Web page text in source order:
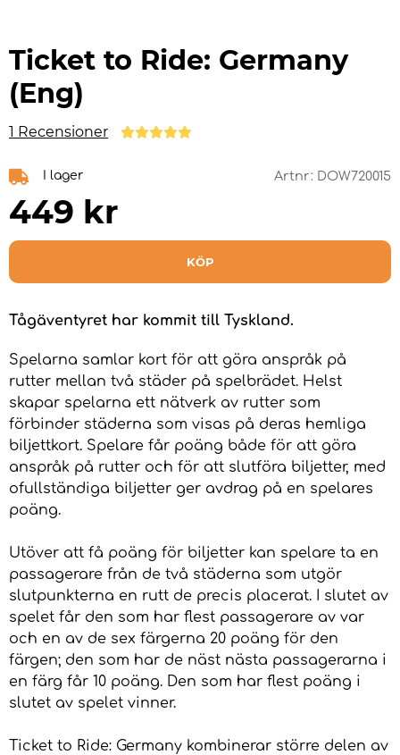
Ticket to Ride: Germany
(Eng)
1 Recensioner
I lager Artnr: DOW720015
449 kr
KÖP
Tågäventyret har kommit till Tyskland.
Spelarna samlar kort för att göra anspråk på
rutter mellan två städer på spelbrädet. Helst
skapar spelarna ett nätverk av rutter som
förbinder städerna som visas på deras hemliga
biljettkort. Spelare får poäng både för att göra
anspråk på rutter och för att slutföra biljetter, med
ofullständiga biljetter ger avdrag på en spelares
poäng.
Utöver att få poäng för biljetter kan spelare ta en
passagerare från de två städerna som utgör
slutpunkterna en rutt de precis placerat. I slutet av
spelet får den som har flest passagerare av var
och en av de sex färgerna 20 poäng för den
färgen; den som har de näst nästa passagerarna i
en färg får 10 poäng. Den som har flest poäng i
slutet av spelet vinner.
Ticket to Ride: Germany kombinerar större delen av